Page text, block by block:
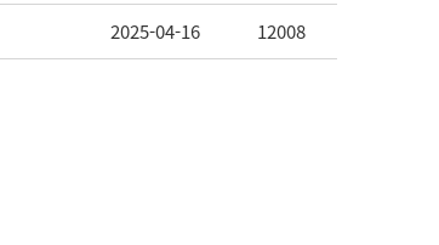
2025-04-16 12008